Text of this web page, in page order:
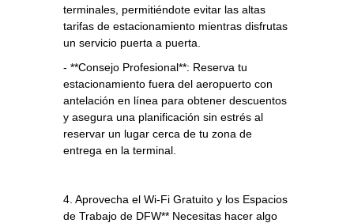
terminales, permitiéndote evitar las altas
tarifas de estacionamiento mientras disfrutas
un servicio puerta a puerta.
- **Consejo Profesional**: Reserva tu
estacionamiento fuera del aeropuerto con
antelación en línea para obtener descuentos
y asegura una planificación sin estrés al
reservar un lugar cerca de tu zona de
entrega en la terminal.
4. Aprovecha el Wi-Fi Gratuito y los Espacios
de Trabajo de DFW** Necesitas hacer algo